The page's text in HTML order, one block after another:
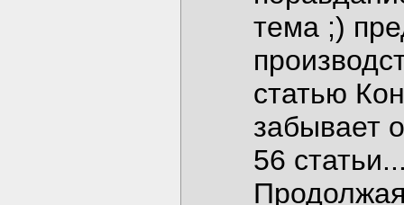
тема ;)
статью
забывает
56